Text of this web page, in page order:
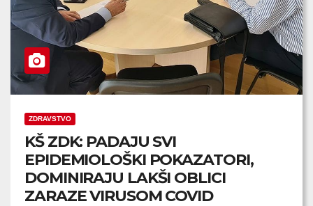
ZDRAVSTVO
KŠ ZDK: PADAJU SVI
EPIDEMIOLOŠKI POKAZATORI,
DOMINIRAJU LAKŠI OBLICI
ZARAZE VIRUSOM COVID